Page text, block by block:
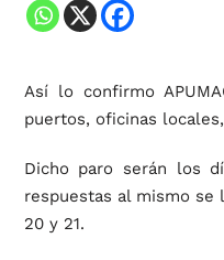
Así lo confirmo
puertos, oficinas
Dicho paro serán los
respuestas al mismo se
20 y 21.